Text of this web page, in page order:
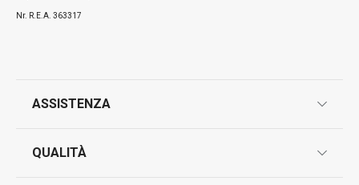
Nr. R.E.A. 363317
ASSISTENZA
QUALITÀ